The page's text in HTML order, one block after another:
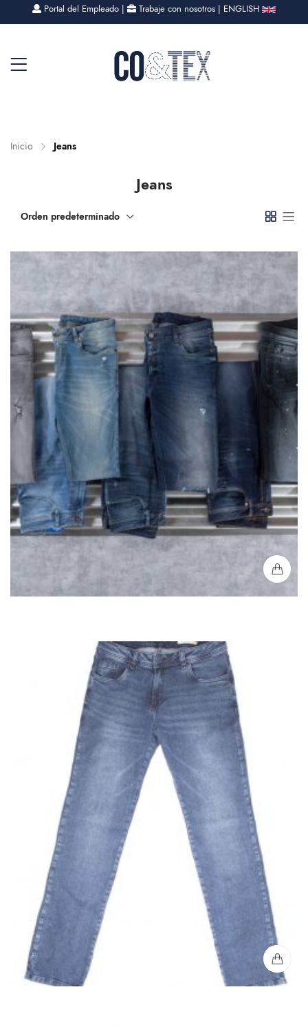
Portal del Empleado | Trabaje con nosotros | ENGLISH
Inicio Jeans
Jeans
Orden predeterminado